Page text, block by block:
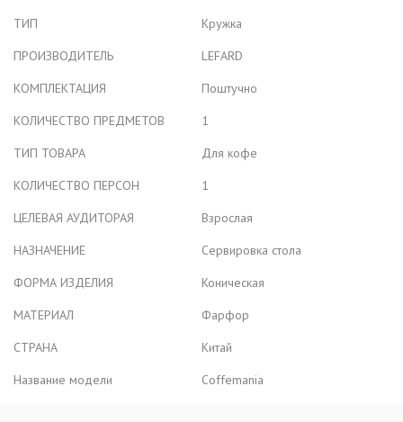
ТИП
Кружка
ПРОИЗВОДИТЕЛЬ
LEFARD
КОМПЛЕКТАЦИЯ
Поштучно
КОЛИЧЕСТВО ПРЕДМЕТОВ
1
ТИП ТОВАРА
Для кофе
КОЛИЧЕСТВО ПЕРСОН
1
ЦЕЛЕВАЯ АУДИТОРАЯ
Взрослая
НАЗНАЧЕНИЕ
Сервировка стола
ФОРМА ИЗДЕЛИЯ
Коническая
МАТЕРИАЛ
Фарфор
СТРАНА
Китай
Название модели
Coffemania